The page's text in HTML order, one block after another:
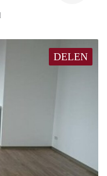
DELEN